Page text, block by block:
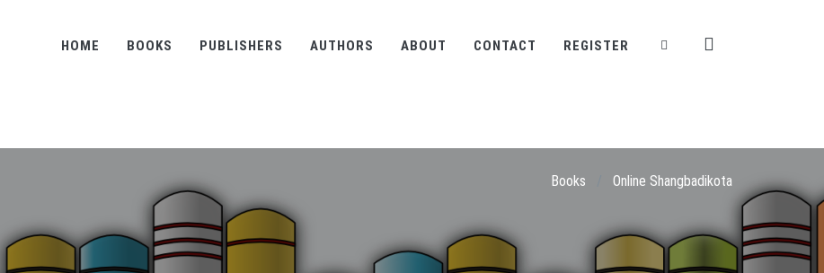
HOME BOOKS PUBLISHERS AUTHORS ABOUT CONTACT REGISTER
Books Online Shangbadikota